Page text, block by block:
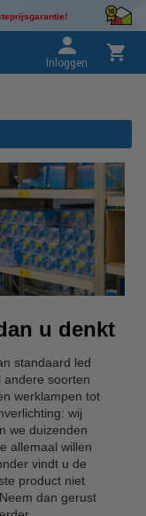
Inloggen
u denkt
standaard led
andere soorten
werklampen tot
wij
we duizenden
allemaal willen
vindt u de
product niet
dan gerust